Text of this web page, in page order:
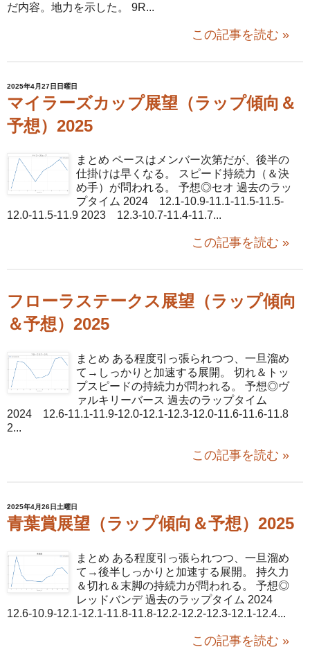
だ内容。地力を示した。 9R...
この記事を読む »
2025年4月27日日曜日
マイラーズカップ展望（ラップ傾向＆
予想）2025
まとめ ペースはメンバー次第だが、後半の
仕掛けは早くなる。 スピード持続力（＆決
め手）が問われる。 予想◎セオ 過去のラッ
プタイム 2024 12.1-10.9-11.1-11.5-11.5-
12.0-11.5-11.9 2023 12.3-10.7-11.4-11.7...
この記事を読む »
フローラステークス展望（ラップ傾向
＆予想）2025
まとめ ある程度引っ張られつつ、一旦溜め
て→しっかりと加速する展開。 切れ＆トッ
プスピードの持続力が問われる。 予想◎ヴ
ァルキリーバース 過去のラップタイム
2024 12.6-11.1-11.9-12.0-12.1-12.3-12.0-11.6-11.6-11.8
2...
この記事を読む »
2025年4月26日土曜日
青葉賞展望（ラップ傾向＆予想）2025
まとめ ある程度引っ張られつつ、一旦溜め
て→後半しっかりと加速する展開。 持久力
＆切れ＆末脚の持続力が問われる。 予想◎
レッドバンデ 過去のラップタイム 2024
12.6-10.9-12.1-12.1-11.8-11.8-12.2-12.2-12.3-12.1-12.4...
この記事を読む »